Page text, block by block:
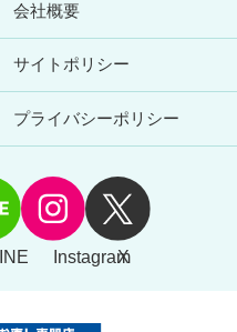
会社概要
サイトポリシー
プライバシーポリシー
Instagram
X